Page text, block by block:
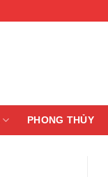
PHONG THỦY